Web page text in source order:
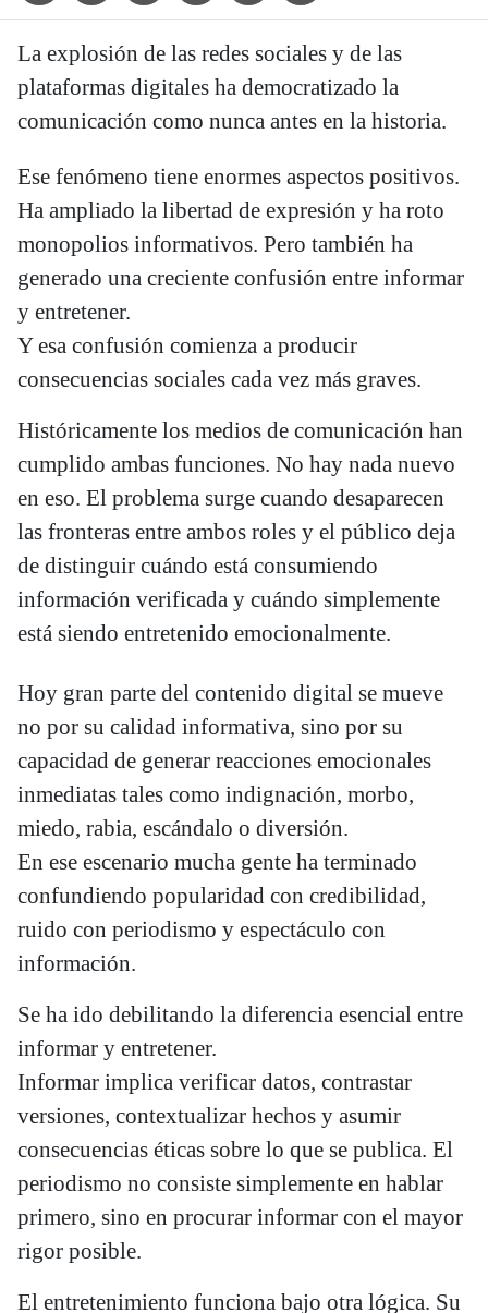
La explosión de las redes sociales y de las
plataformas digitales ha democratizado la
comunicación como nunca antes en la historia.
Ese fenómeno tiene enormes aspectos positivos.
Ha ampliado la libertad de expresión y ha roto
monopolios informativos. Pero también ha
generado una creciente confusión entre informar
y entretener.
Y esa confusión comienza a producir
consecuencias sociales cada vez más graves.
Históricamente los medios de comunicación han
cumplido ambas funciones. No hay nada nuevo
en eso. El problema surge cuando desaparecen
las fronteras entre ambos roles y el público deja
de distinguir cuándo está consumiendo
información verificada y cuándo simplemente
está siendo entretenido emocionalmente.
Hoy gran parte del contenido digital se mueve
no por su calidad informativa, sino por su
capacidad de generar reacciones emocionales
inmediatas tales como indignación, morbo,
miedo, rabia, escándalo o diversión.
En ese escenario mucha gente ha terminado
confundiendo popularidad con credibilidad,
ruido con periodismo y espectáculo con
información.
Se ha ido debilitando la diferencia esencial entre
informar y entretener.
Informar implica verificar datos, contrastar
versiones, contextualizar hechos y asumir
consecuencias éticas sobre lo que se publica. El
periodismo no consiste simplemente en hablar
primero, sino en procurar informar con el mayor
rigor posible.
El entretenimiento funciona bajo otra lógica. Su